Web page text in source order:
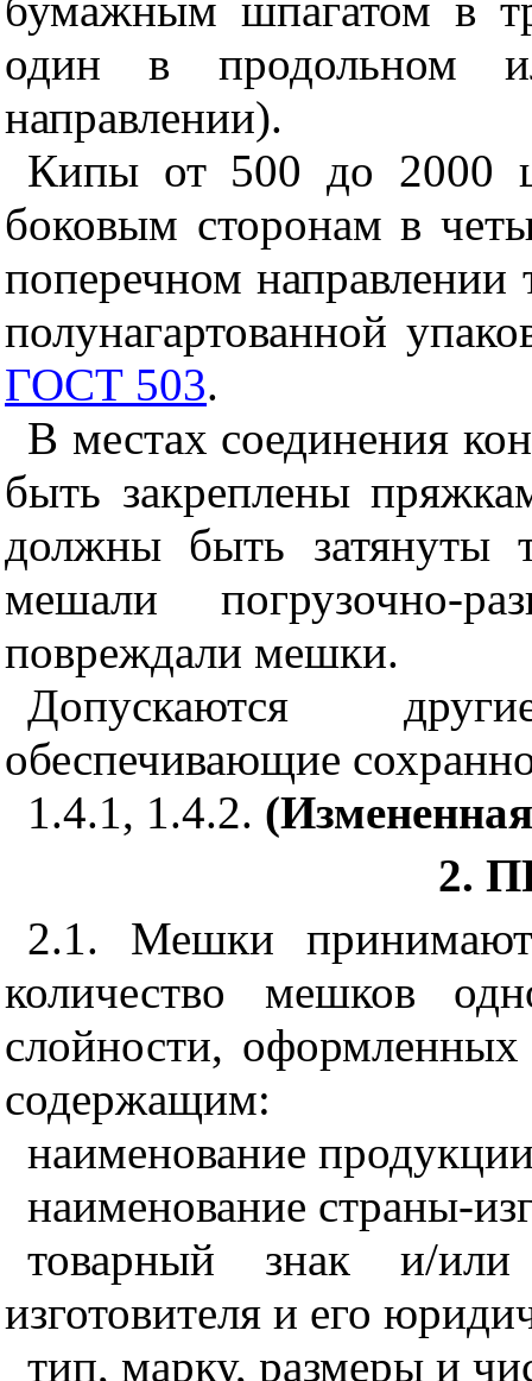
один в продольном
направлении).
Кипы от 500 до 2000
боковым сторонам в
поперечном направлении
полунагартованной
ГОСТ 503.
В местах соединения
быть закреплены
должны быть затянуты
мешали погрузочно-
повреждали мешки.
Допускаются
обеспечивающие
1.4.1, 1.4.2.
2.
2.1. Мешки
количество мешков
слойности,
содержащим:
наименование
наименование страны-
товарный знак и/или
изготовителя и его
тип, марку, размеры и